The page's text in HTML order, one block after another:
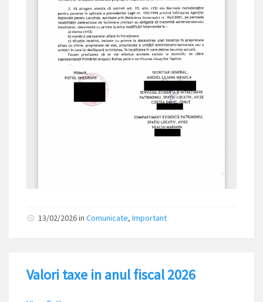
13/02/2026in Comunicate, Important
Valori taxe in anul fiscal 2026